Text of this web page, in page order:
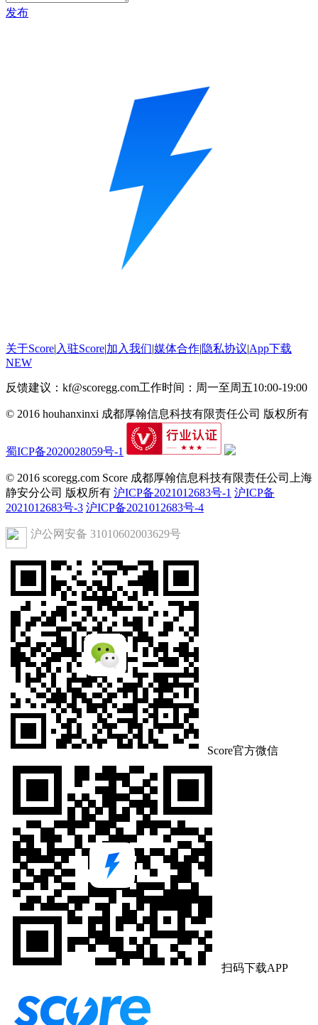
发布
关于Score| 入驻Score|加入我们|媒体合作|隐私协议|App下载
NEW
反馈建议：kf@scoregg.com工作时间：周一至周五10:00-19:00
© 2016 houhanxinxi 成都厚翰信息科技有限责任公司 版权所有
蜀ICP备2020028059号-1
© 2016 scoregg.com Score 成都厚翰信息科技有限责任公司上海
静安分公司 版权所有 沪ICP备2021012683号-1 沪ICP备
2021012683号-3 沪ICP备2021012683号-4
沪公网安备 31010602003629号
Score官方微信
扫码下载APP